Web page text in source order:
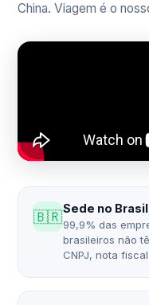
China. Viagem é o
🇧🇷Sede no
99,9% das
brasileiros não
CNPJ, nota